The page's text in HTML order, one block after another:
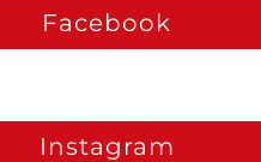
Facebook
Instagram